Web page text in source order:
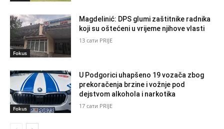
Fokus
Magdelinić: DPS glumi zaštitnike radnika
koji su oštećeni u vrijeme njihove vlasti
13 сати PRIJE
Fokus
U Podgorici uhapšeno 19 vozača zbog
prekoračenja brzine i vožnje pod
dejstvom alkohola i narkotika
17 сати PRIJE